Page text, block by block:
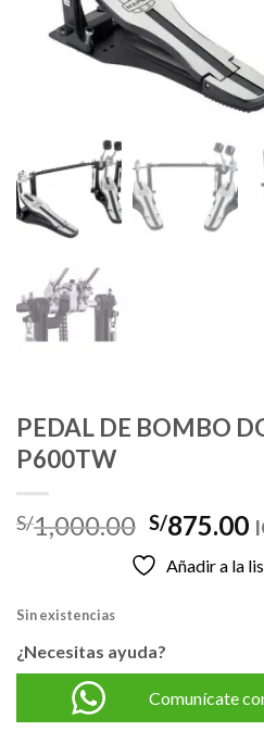
PEDAL DE BOMBO
P600TW
S/1,000.00 El
precio
original
S/875.00
Añadir a la
Sin existencias
¿Necesitas ayuda?
Comunícate